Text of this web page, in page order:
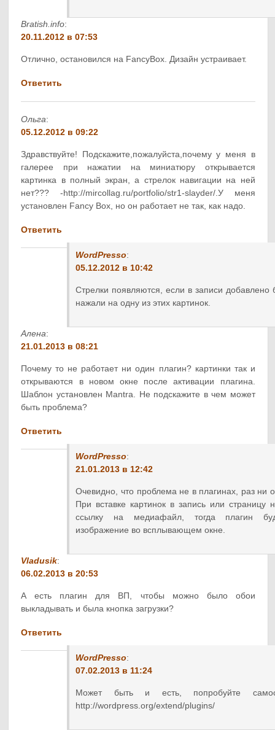
Bratish.info:
20.11.2012 в 07:53
Отлично, остановился на FancyBox. Дизайн устраивает.
Ответить
Ольга:
05.12.2012 в 09:22
Здравствуйте! Подскажите,пожалуйста,почему у меня в
галерее при нажатии на миниатюру открывается
картинка в полный экран, а стрелок навигации на ней
нет??? -http://mircollag.ru/portfolio/str1-slayder/.У меня
установлен Fancy Box, но он работает не так, как надо.
Ответить
WordPresso:
05.12.2012 в 10:42
Стрелки появляются, если в записи добавлено
нажали на одну из этих картинок.
Алена:
21.01.2013 в 08:21
Почему то не работает ни один плагин? картинки так и
открываются в новом окне после активации плагина.
Шаблон установлен Mantra. Не подскажите в чем может
быть проблема?
Ответить
WordPresso:
21.01.2013 в 12:42
Очевидно, что проблема не в плагинах, раз ни
При вставке картинок в запись или
ссылку на медиафайл, тогда плагин
изображение во всплывающем окне.
Vladusik:
06.02.2013 в 20:53
А есть плагин для ВП, чтобы можно было обои
выкладывать и была кнопка загрузки?
Ответить
WordPresso:
07.02.2013 в 11:24
Может быть и есть, попробуйте
http://wordpress.org/extend/plugins/